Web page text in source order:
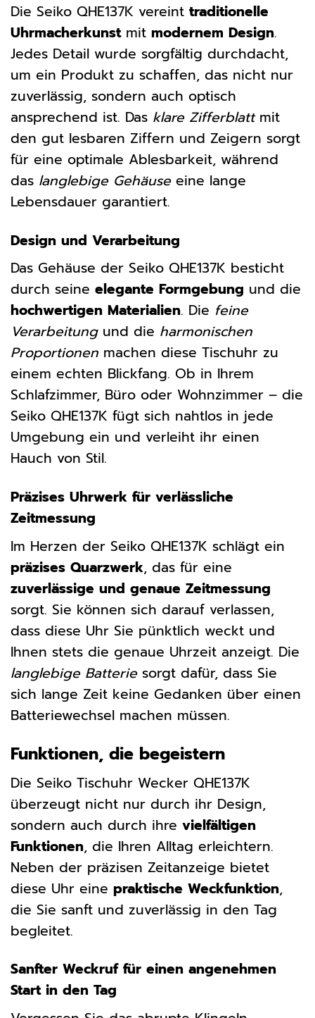
Die Seiko QHE137K vereint traditionelle
Uhrmacherkunstmit modernem Design.
Jedes Detail wurde sorgfältig durchdacht,
um ein Produkt zu schaffen, das nicht nur
zuverlässig, sondern auch optisch
ansprechend ist. Das klare Zifferblattmit
den gut lesbaren Ziffern und Zeigern sorgt
für eine optimale Ablesbarkeit, während
das langlebige Gehäuseeine lange
Lebensdauer garantiert.
Design und Verarbeitung
Das Gehäuse der Seiko QHE137K besticht
durch seine elegante Formgebung und die
hochwertigen Materialien. Die feine
Verarbeitungund die harmonischen
Proportionen machen diese Tischuhr zu
einem echten Blickfang. Ob in Ihrem
Schlafzimmer, Büro oder Wohnzimmer – die
Seiko QHE137K fügt sich nahtlos in jede
Umgebung ein und verleiht ihr einen
Hauch von Stil.
Präzises Uhrwerk für verlässliche
Zeitmessung
Im Herzen der Seiko QHE137K schlägt ein
präzises Quarzwerk, das für eine
zuverlässige und genaue Zeitmessung
sorgt. Sie können sich darauf verlassen,
dass diese Uhr Sie pünktlich weckt und
Ihnen stets die genaue Uhrzeit anzeigt. Die
langlebige Batteriesorgt dafür, dass Sie
sich lange Zeit keine Gedanken über einen
Batteriewechsel machen müssen.
Funktionen, die begeistern
Die Seiko Tischuhr Wecker QHE137K
überzeugt nicht nur durch ihr Design,
sondern auch durch ihre vielfältigen
Funktionen, die Ihren Alltag erleichtern.
Neben der präzisen Zeitanzeige bietet
diese Uhr eine praktische Weckfunktion,
die Sie sanft und zuverlässig in den Tag
begleitet.
Sanfter Weckruf für einen angenehmen
Start in den Tag